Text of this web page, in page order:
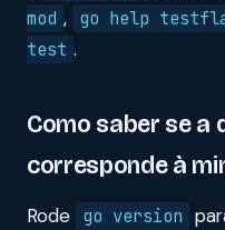
mod , go help
test .
Como saber se a
corresponde à
Rode go version